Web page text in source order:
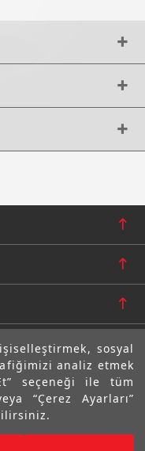
sosyal
analiz etmek
seçeneği ile tüm
“Çerez Ayarları”
ve indirimlerden